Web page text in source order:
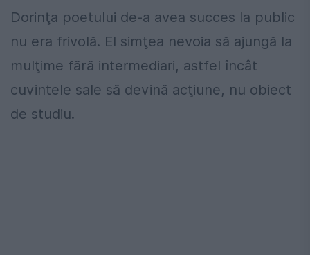
Dorinţa poetului de-a avea succes la public
nu era frivolă. El simţea nevoia să ajungă la
mulţime fără intermediari, astfel încât
cuvintele sale să devină acţiune, nu obiect
de studiu.